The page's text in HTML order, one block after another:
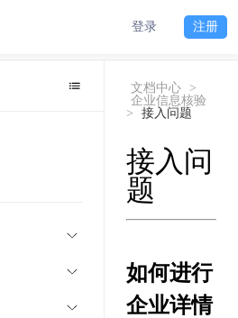
登录 注册
文档中心
>
企业信息核验
>
接入问题
接入问
题
如何进行
企业详情